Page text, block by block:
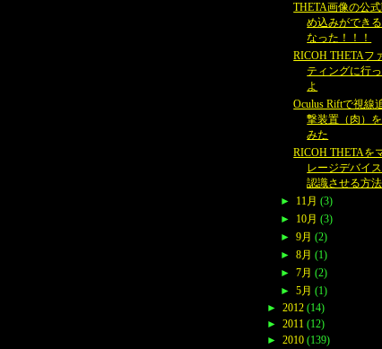
THETA画像の公
め込みができ
なった！！！
RICOH THETAフ
ティングに行
よ
Oculus Riftで視線
撃装置（肉）
みた
RICOH THETAを
レージデバイ
認識させる方法
►
11月 (3)
►
10月 (3)
► 9月 (2)
► 8月 (1)
► 7月 (2)
► 5月 (1)
► 2012 (14)
► 2011 (12)
► 2010 (139)